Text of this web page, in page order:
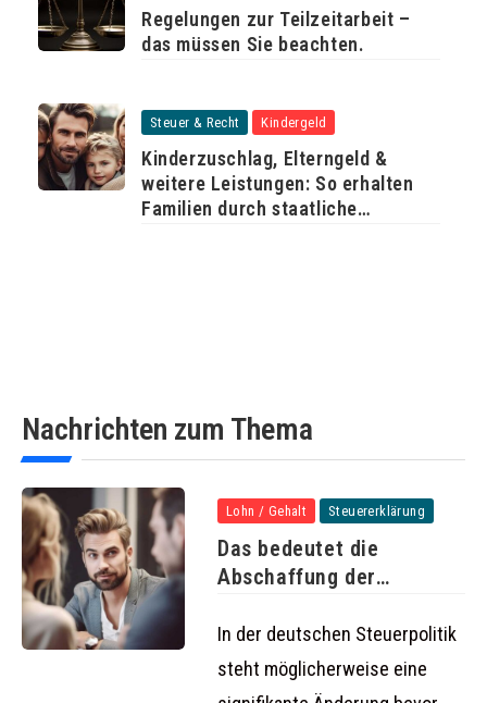
Regelungen zur Teilzeitarbeit –
das müssen Sie beachten.
Steuer & Recht Kindergeld
Kinderzuschlag, Elterngeld &
weitere Leistungen: So erhalten
Familien durch staatliche
Nachrichten zum Thema
Lohn / Gehalt Steuererklärung
Das bedeutet die
Abschaffung der
In der deutschen Steuerpolitik
steht möglicherweise eine